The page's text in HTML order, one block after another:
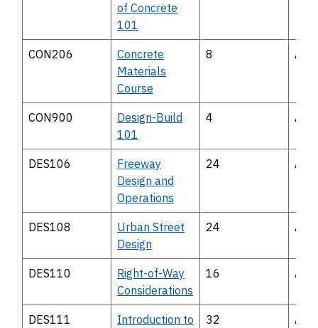
of Concrete
101
CON206
Concrete
Materials
Course
8
CON900
Design-Build
101
4
DES106
Freeway
Design and
Operations
24
DES108
Urban Street
Design
24
DES110
Right-of-Way
Considerations
16
DES111
Introduction to
32